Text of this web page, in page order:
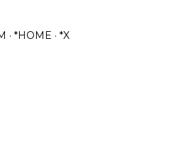
*HOME *X